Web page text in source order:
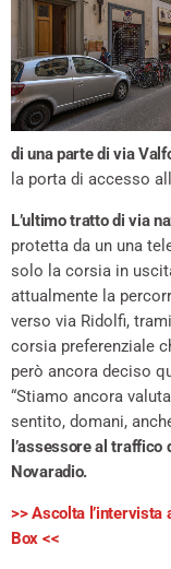
di una parte di via
la porta di accesso
L’ultimo tratto di via
protetta da un una
solo la corsia in
attualmente la
verso via Ridolfi,
corsia preferenziale
però ancora deciso
“Stiamo ancora
sentito, domani,
l’assessore al
Novaradio.
>> Ascolta l’intervista
Box <<